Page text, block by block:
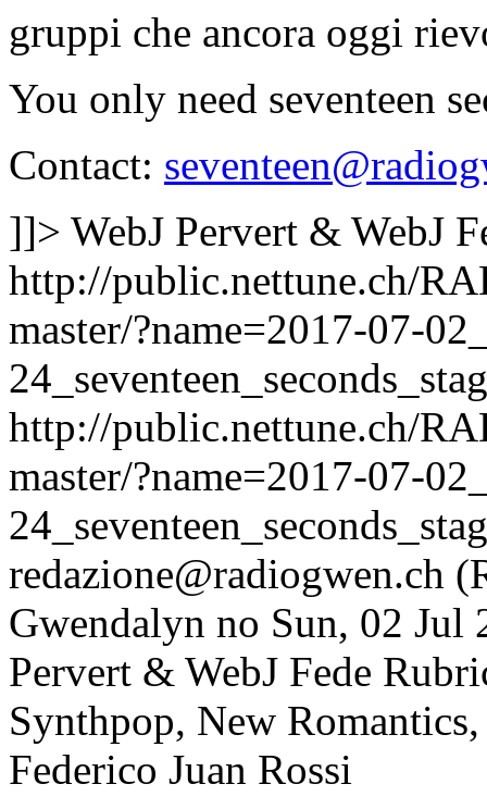
gruppi che ancora oggi
You only need seventeen
Contact:
]]> WebJ Pervert & WebJ
http://public.nettune.ch/
master/?name=2017-07-
http://public.nettune.ch/
master/?name=2017-07-
redazione@radiogwen.ch
Gwendalyn no Sun, 02 Jul
Pervert & WebJ Fede
Synthpop, New
Federico Juan Rossi